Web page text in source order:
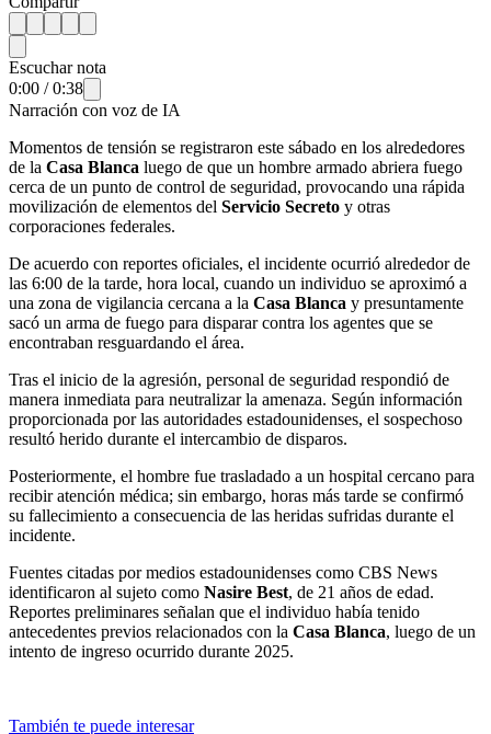
Escuchar nota
0:00 /0:38
Narración con voz de IA
Momentos de tensión se registraron este sábado en los alrededores
de la Casa Blanca luego de que un hombre armado abriera fuego
cerca de un punto de control de seguridad, provocando una rápida
movilización de elementos del Servicio Secreto y otras
corporaciones federales.
De acuerdo con reportes oficiales, el incidente ocurrió alrededor de
las 6:00 de la tarde, hora local, cuando un individuo se aproximó a
una zona de vigilancia cercana a la Casa Blanca y presuntamente
sacó un arma de fuego para disparar contra los agentes que se
encontraban resguardando el área.
Tras el inicio de la agresión, personal de seguridad respondió de
manera inmediata para neutralizar la amenaza. Según información
proporcionada por las autoridades estadounidenses, el sospechoso
resultó herido durante el intercambio de disparos.
Posteriormente, el hombre fue trasladado a un hospital cercano para
recibir atención médica; sin embargo, horas más tarde se confirmó
su fallecimiento a consecuencia de las heridas sufridas durante el
incidente.
Fuentes citadas por medios estadounidenses como CBS News
identificaron al sujeto como Nasire Best, de 21 años de edad.
Reportes preliminares señalan que el individuo había tenido
antecedentes previos relacionados con la Casa Blanca, luego de un
intento de ingreso ocurrido durante 2025.
También te puede interesar